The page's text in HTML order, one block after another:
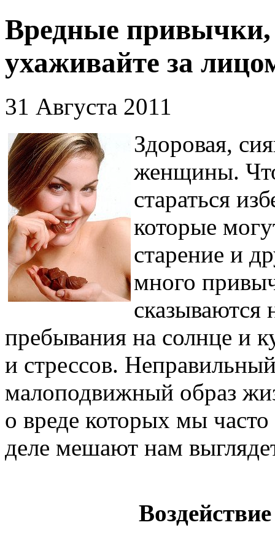
Вредные привычки,
ухаживайте за
31 Августа 2011
Здоровая,
женщины.
стараться
которые
старение и
много
сказываются
пребывания на солнце и
и стрессов.
малоподвижный образ
о вреде которых мы
деле мешают нам